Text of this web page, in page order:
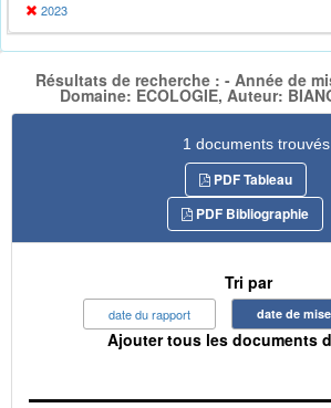
2023
Résultats de recherche : - Année de
Domaine: ECOLOGIE, Auteur:
1 documents trouvés
PDF Tableau
PDF Bibliographie
Tri par
date du rapport date de
Ajouter tous les documents